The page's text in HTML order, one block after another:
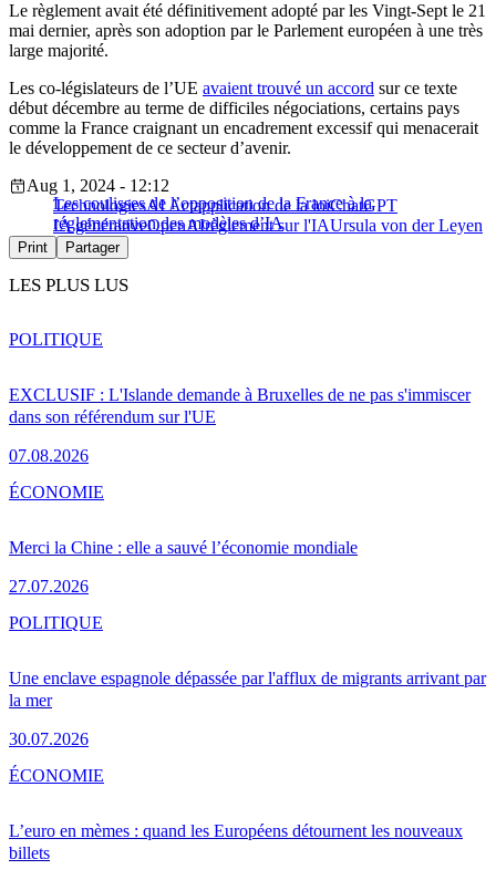
Le règlement avait été définitivement adopté par les Vingt-Sept le 21
mai dernier, après son adoption par le Parlement européen à une très
large majorité.
Les co-législateurs de l’UE avaient trouvé un accord sur ce texte
début décembre au terme de difficiles négociations, certains pays
comme la France craignant un encadrement excessif qui menacerait
le développement de ce secteur d’avenir.
Les coulisses de l’opposition de la France à la
réglementation des modèles d’IA
Aug 1, 2024 - 12:12
TechnologiesAI Actapplication de la loiChatGPT
IA générativeOpenAIrèglement sur l'IAUrsula von der Leyen
Print Partager
LES PLUS LUS
EXCLUSIF : L'Islande demande à Bruxelles de ne pas s'immiscer
dans son référendum sur l'UE
07.08.2026
POLITIQUE
Merci la Chine : elle a sauvé l’économie mondiale
27.07.2026
ÉCONOMIE
Une enclave espagnole dépassée par l'afflux de migrants arrivant par
la mer
30.07.2026
POLITIQUE
L’euro en mèmes : quand les Européens détournent les nouveaux
billets
ÉCONOMIE